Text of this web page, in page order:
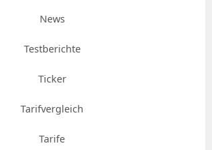
News
Testberichte
Ticker
Tarifvergleich
Tarife